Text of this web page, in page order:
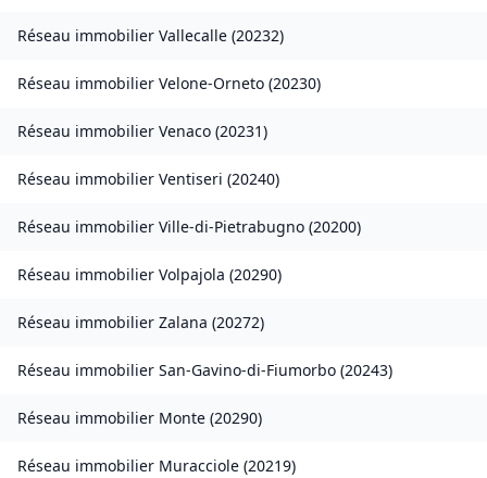
Réseau immobilier Vallecalle (20232)
Réseau immobilier Velone-Orneto (20230)
Réseau immobilier Venaco (20231)
Réseau immobilier Ventiseri (20240)
Réseau immobilier Ville-di-Pietrabugno (20200)
Réseau immobilier Volpajola (20290)
Réseau immobilier Zalana (20272)
Réseau immobilier San-Gavino-di-Fiumorbo (20243)
Réseau immobilier Monte (20290)
Réseau immobilier Muracciole (20219)